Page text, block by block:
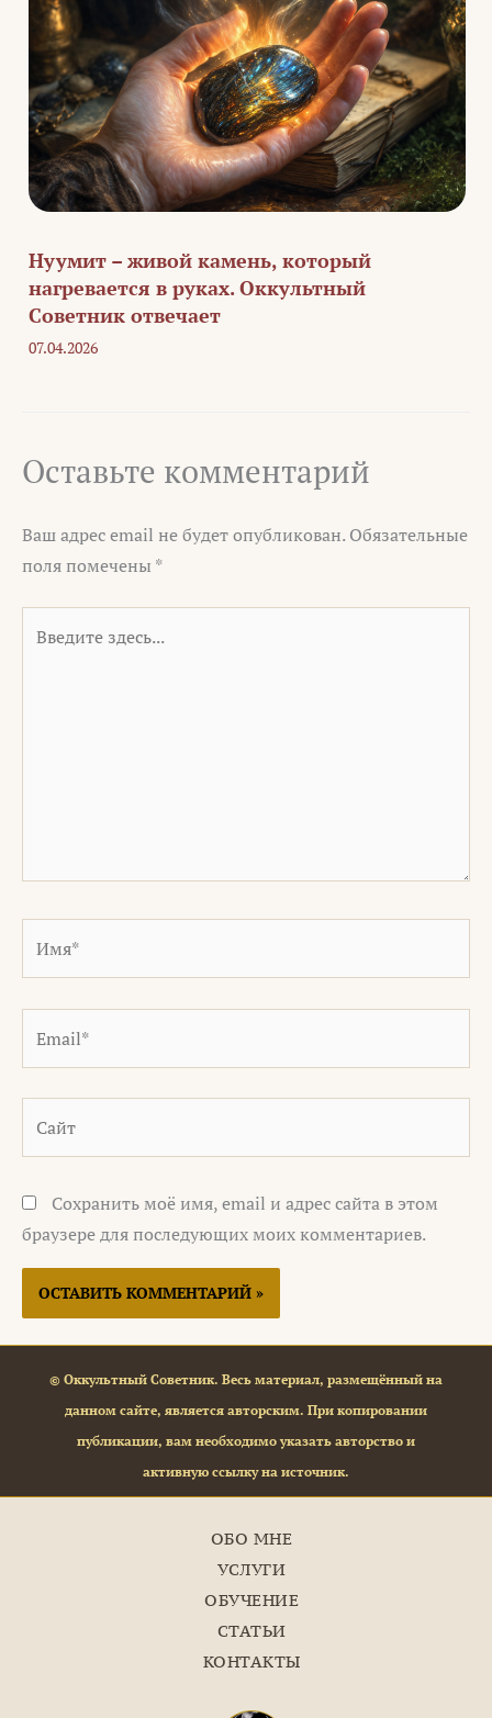
Нуумит – живой камень, который
нагревается в руках. Оккультный
Советник отвечает
07.04.2026
Оставьте комментарий
Ваш адрес email не будет опубликован. Обязательные
поля помечены *
здесь...
Сохранить моё имя, email и адрес сайта в этом
браузере для последующих моих комментариев.
© Оккультный Советник. Весь материал, размещённый на
данном сайте, является авторским. При копировании
публикации, вам необходимо указать авторство и
активную ссылку на источник.
ОБО МНЕ
УСЛУГИ
ОБУЧЕНИЕ
СТАТЬИ
КОНТАКТЫ